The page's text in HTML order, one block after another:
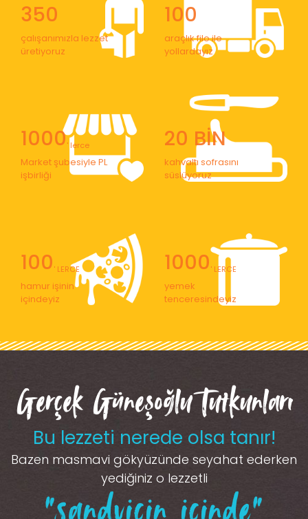
350
çalışanımızla lezzet
üretiyoruz
100
araçlık filo ile
yollardayız
1000' lerce
Market şubesiyle PL
işbirliği
20 BİN
kahvaltı sofrasını
süslüyoruz
100' LERCE
hamur işinin
içindeyiz
1000' LERCE
yemek
tenceresindeyiz
Gerçek Güneşoğlu Tutkunları
Bu lezzeti nerede olsa tanır!
Bazen masmavi gökyüzünde seyahat ederken
yediğiniz o lezzetli